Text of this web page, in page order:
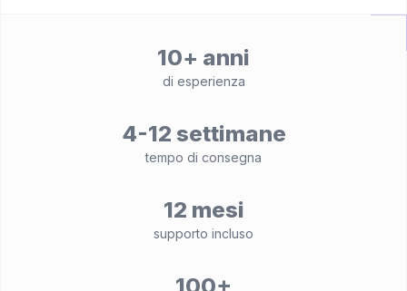
10+ anni
di esperienza
4-12 settimane
tempo di consegna
12 mesi
supporto incluso